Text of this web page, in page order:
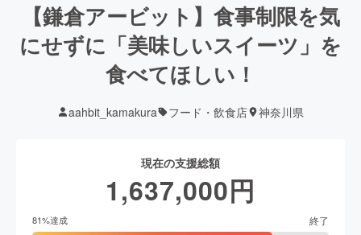
【鎌倉アービット】食事制限を気
にせずに「美味しいスイーツ」を
食べてほしい！
aahbit_kamakura フード・飲食店 神奈川県
現在の支援総額
1,637,000円
81%達成 終了